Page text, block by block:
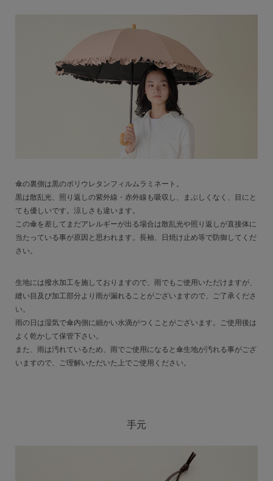
傘の裏側は黒のポリウレタンフィルムラミネート。
黒は散乱光、照り返しの紫外線・赤外線も吸収し、まぶしくなく、目にと
ても優しいです。涼しさも違います。
この傘を差してまだアレルギーが出る場合は散乱光や照り返しが直接体に
当たっている事が原因と思われます。長袖、日焼け止め等で防御してくだ
さい。
生地には撥水加工を施しておりますので、雨でもご使用いただけますが、
縫い目及び加工部分より雨が漏れることがございますので、ご了承くださ
い。
雨の日は湿気で傘内側に細かい水滴がつくことがございます。ご使用後は
よく乾かして保管下さい。
また、雨は汚れているため、雨でご使用になると傘生地が汚れる事がござ
いますので、ご理解いただいた上でご使用ください。
手元